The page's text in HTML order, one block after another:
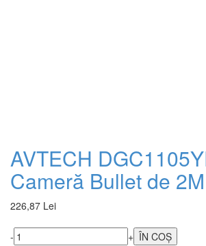
AVTECH
Cameră Bullet de
226,87 Lei
-
+